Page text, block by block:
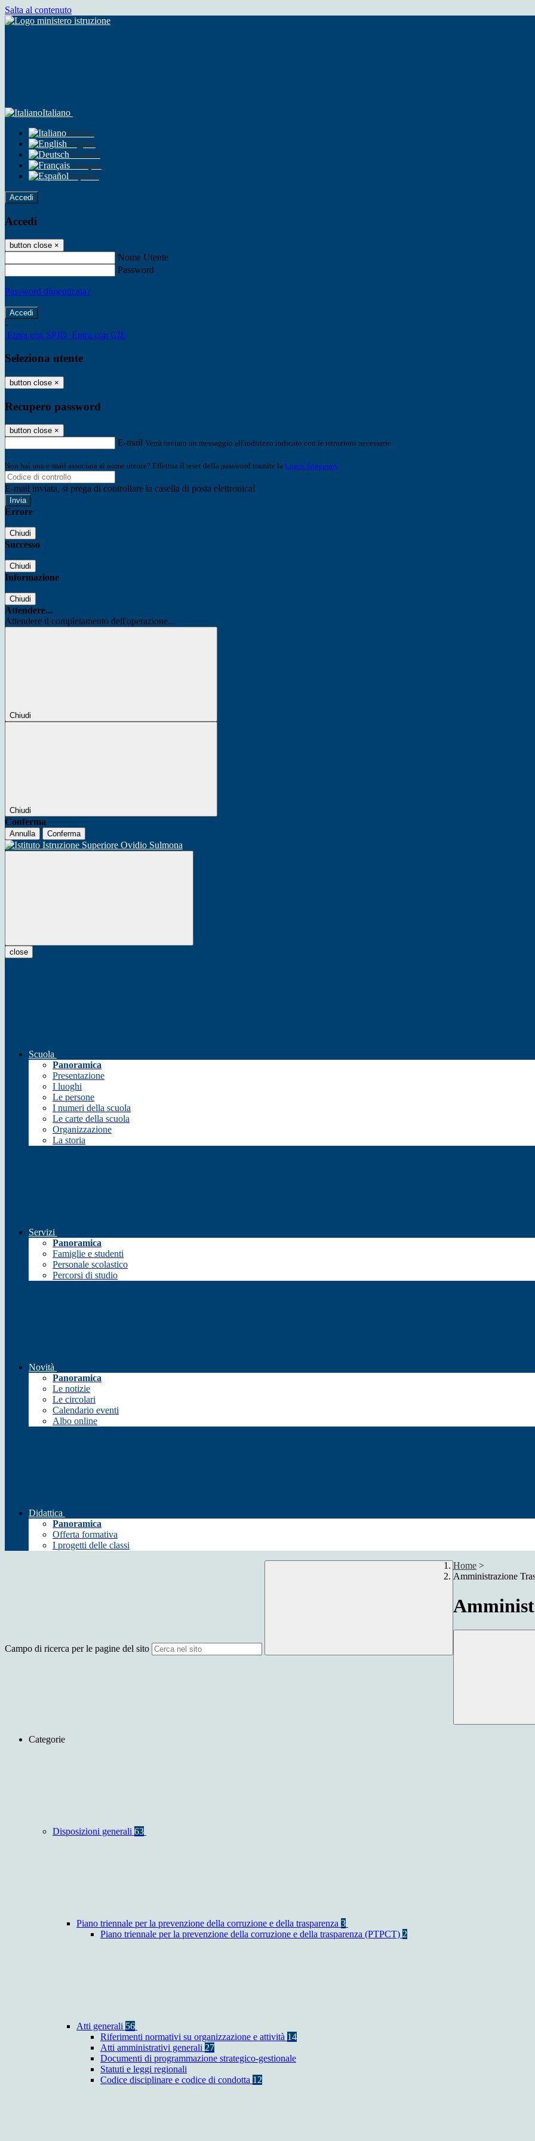
Salta al contenuto
Italiano
Italiano
English
Deutsch
Français
Español
Accedi
Accedi
button close ×
Nome Utente
Password
Password dimenticata?
-
Entra con SPID Entra con CIE
Seleziona utente
button close ×
Recupero password
button close ×
E-mail Verrà inviato un messaggio all'indirizzo indicato con le istruzioni necessarie.
Non hai una e-mail associata al nome utente? Effettua il reset della password tramite la Login Spaggiari
E-mail inviata, si prega di controllare la casella di posta elettronica!
Errore
Chiudi
Successo
Chiudi
Informazione
Chiudi
Attendere...
Attendere il completamento dell'operazione...
Chiudi
Chiudi
Conferma
Annulla Conferma
close
Scuola
Panoramica
Presentazione
I luoghi
Le persone
I numeri della scuola
Le carte della scuola
Organizzazione
La storia
Servizi
Panoramica
Famiglie e studenti
Personale scolastico
Percorsi di studio
Novità
Panoramica
Le notizie
Le circolari
Calendario eventi
Albo online
Didattica
Panoramica
Offerta formativa
I progetti delle classi
Campo di ricerca per le pagine del sito
Home >
Amministrazione
Categorie
Disposizioni generali 63
Piano triennale per la prevenzione della corruzione e della trasparenza 3
Piano triennale per la prevenzione della corruzione e della trasparenza (PTPCT) 2
Atti generali 56
Riferimenti normativi su organizzazione e attività 14
Atti amministrativi generali 27
Documenti di programmazione strategico-gestionale
Statuti e leggi regionali
Codice disciplinare e codice di condotta 12